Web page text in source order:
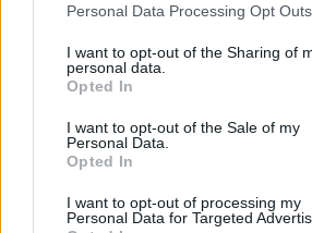
Please note that this website/app uses
not limited to your visit or usage
grant or deny consent to Google and its
use your data for below specified
consent section.
Personal Data Processing Opt Outs
I want to opt-out of the Sharing of
personal data.
Opted In
I want to opt-out of the Sale of my
Personal Data.
Opted In
I want to opt-out of processing my
Personal Data for Targeted
Telefon nélkül is lehet majd
legnépszerűbb navigációs
Azért egy autó nem árt majd hozzá.